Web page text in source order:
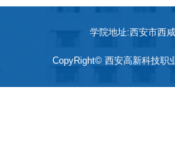
学院地址:西安市西
CopyRight© 西安高新科技职